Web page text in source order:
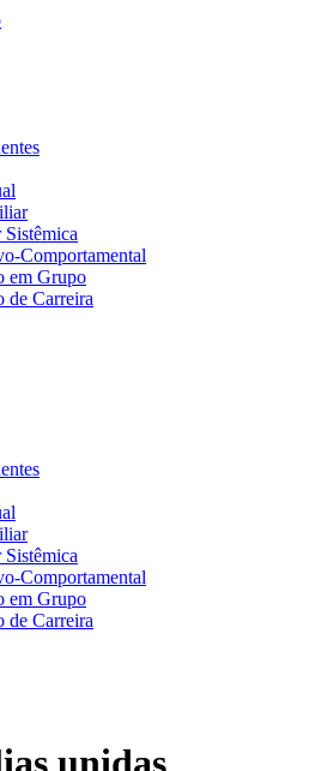
Comportamental
em Grupo
de Carreira
Comportamental
em Grupo
de Carreira